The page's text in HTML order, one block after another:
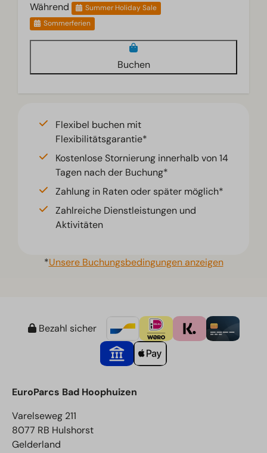
Während
Summer Holiday Sale
Sommerferien
Buchen
Flexibel buchen mit
Flexibilitätsgarantie*
Kostenlose Stornierung innerhalb von 14
Tagen nach der Buchung*
Zahlung in Raten oder später möglich*
Zahlreiche Dienstleistungen und
Aktivitäten
*Unsere Buchungsbedingungen anzeigen
Bezahl sicher
EuroParcs Bad Hoophuizen
Varelseweg 211
8077 RB Hulshorst
Gelderland